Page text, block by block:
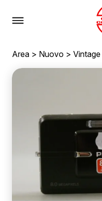
Area > Nuovo > Vintage